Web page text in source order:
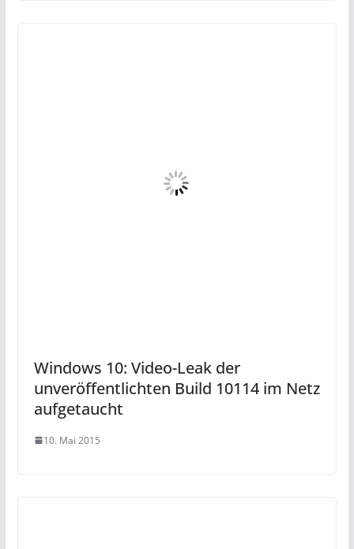
Windows 10: Video-Leak der
unveröffentlichten Build 10114 im Netz
aufgetaucht
10. Mai 2015